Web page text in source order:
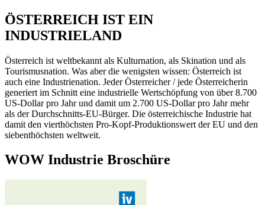
ÖSTERREICH IST EIN
INDUSTRIELAND
Österreich ist weltbekannt als Kulturnation, als Skination und als
Tourismusnation. Was aber die wenigsten wissen: Österreich ist
auch eine Industrienation. Jeder Österreicher / jede Österreicherin
generiert im Schnitt eine industrielle Wertschöpfung von über 8.700
US-Dollar pro Jahr und damit um 2.700 US-Dollar pro Jahr mehr
als der Durchschnitts-EU-Bürger. Die österreichische Industrie hat
damit den vierthöchsten Pro-Kopf-Produktionswert der EU und den
siebenthöchsten weltweit.
WOW Industrie Broschüre